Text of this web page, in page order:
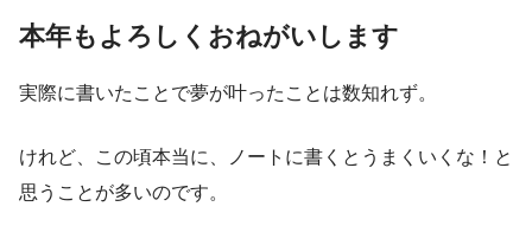
本年もよろしくおねがいします
実際に書いたことで夢が叶ったことは数知れず。
けれど、この頃本当に、ノートに書くとうまくいくな！と
思うことが多いのです。